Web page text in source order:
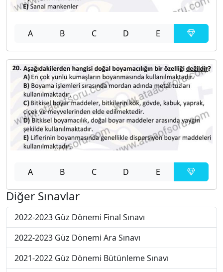
A B C D E
A B C D E
Diğer Sınavlar
2022-2023 Güz Dönemi Final Sınavı
2022-2023 Güz Dönemi Ara Sınavı
2021-2022 Güz Dönemi Bütünleme Sınavı